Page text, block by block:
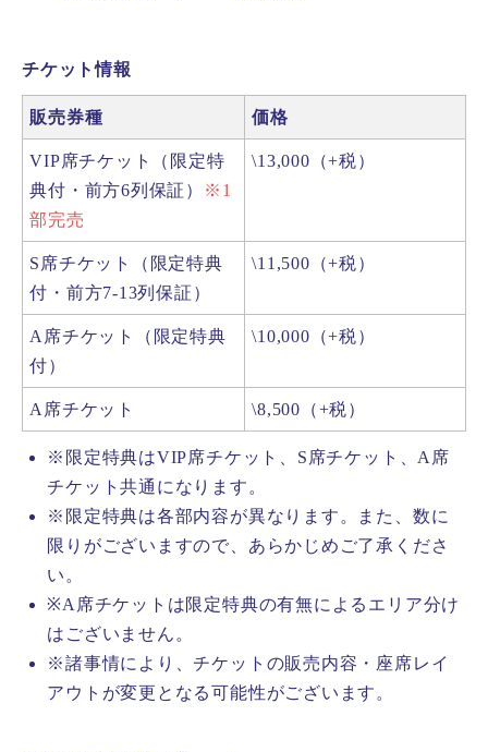
チケット情報
販売券種 価格
VIP席チケット（限定特
典付・前方6列保証）
※1
部完売
\13,000（+税）
S席チケット（限定特典
付・前方7-13列保証）
\11,500（+税）
A席チケット（限定特典
付）
\10,000（+税）
A席チケット \8,500（+税）
※限定特典はVIP席チケット、S席チケット、A席
チケット共通になります。
※限定特典は各部内容が異なります。また、数に
限りがございますので、あらかじめご了承くださ
い。
※A席チケットは限定特典の有無によるエリア分け
はございません。
※諸事情により、チケットの販売内容・座席レイ
アウトが変更となる可能性がございます。